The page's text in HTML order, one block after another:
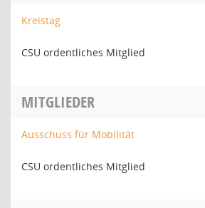
Kreistag
CSU ordentliches Mitglied
MITGLIEDER
Ausschuss für Mobilität
CSU ordentliches Mitglied